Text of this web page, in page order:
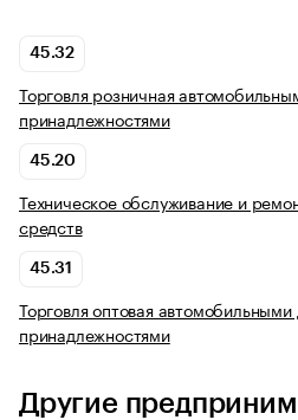
45.32
Торговля розничная
принадлежностями
45.20
Техническое обслуживание и
средств
45.31
Торговля оптовая
принадлежностями
Другие